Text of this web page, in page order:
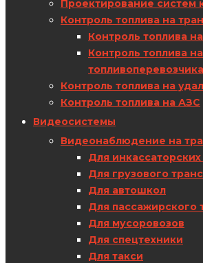
Проектирование систем
Контроль топлива на
Контроль топлива
Контроль топлива
Контроль топлива на
Контроль топлива на АЗС
Видеосистемы
Видеонаблюдение на
Для
Для грузового
Для автошкол
Для пассажирского
Для мусоровозов
Для спецтехники
Для такси